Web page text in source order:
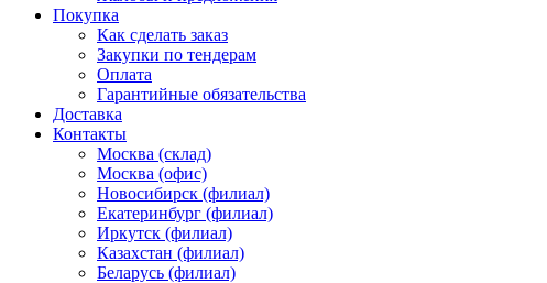
Покупка
Как сделать заказ
Закупки по тендерам
Оплата
Гарантийные обязательства
Доставка
Контакты
Москва (склад)
Москва (офис)
Новосибирск (филиал)
Екатеринбург (филиал)
Иркутск (филиал)
Казахстан (филиал)
Беларусь (филиал)